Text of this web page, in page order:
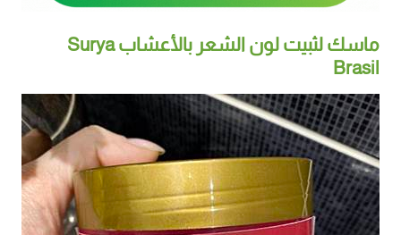
ماسك لثبيت لون الشعر بالأعشاب Surya
Brasil‏